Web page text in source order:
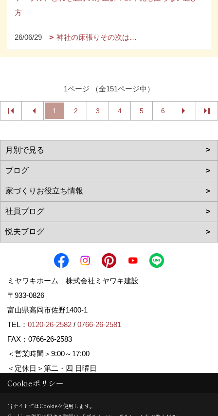
方
26/06/29 神社の床張りその次は…
1ページ （全151ページ中）
1 2 3 4 5 6
ミヤワキホーム｜株式会社ミヤワキ建設
〒933-0826
富山県高岡市佐野1400-1
TEL： 0120-26-2582 / 0766-26-2581
FAX：0766-26-2583
＜営業時間＞9:00～17:00
＜定休日＞第二・四 日曜日
Copyright (c) MIYAWAKI HOME. All Rights Reserved.
Cookieポリシー
当サイトではCookieを使用します。